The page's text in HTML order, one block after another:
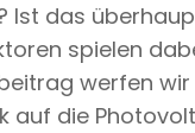
Ist das
spielen
werfen wir
auf die